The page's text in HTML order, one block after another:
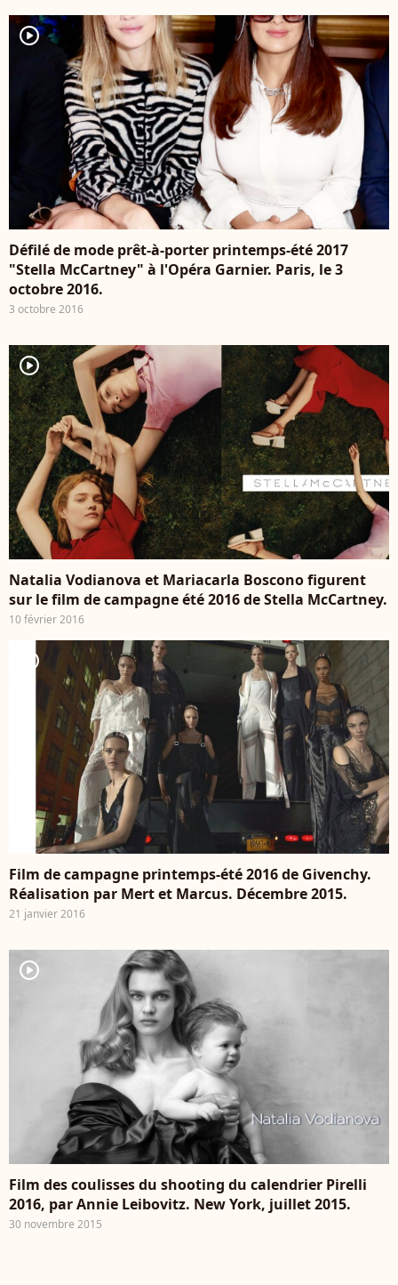
player2
Défilé de mode prêt-à-porter printemps-été 2017
"Stella McCartney" à l'Opéra Garnier. Paris, le 3
octobre 2016.
3 octobre 2016
player2
Natalia Vodianova et Mariacarla Boscono figurent
sur le film de campagne été 2016 de Stella McCartney.
10 février 2016
player2
Film de campagne printemps-été 2016 de Givenchy.
Réalisation par Mert et Marcus. Décembre 2015.
21 janvier 2016
player2
Film des coulisses du shooting du calendrier Pirelli
2016, par Annie Leibovitz. New York, juillet 2015.
30 novembre 2015